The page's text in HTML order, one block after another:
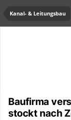
Kanal- & Leitungsbau
Baufirma
stockt nach